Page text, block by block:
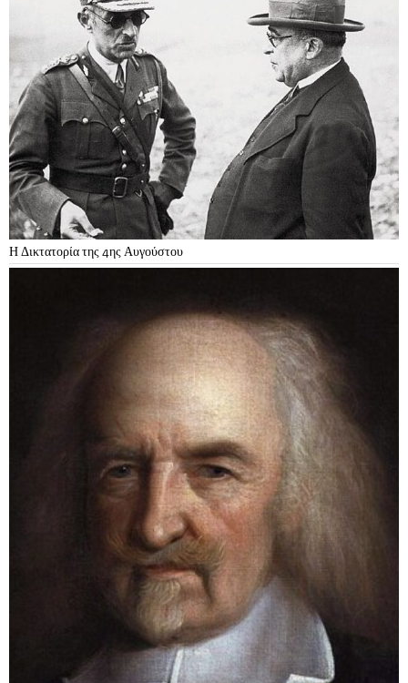
Η Δικτατορία της 4ης Αυγούστου